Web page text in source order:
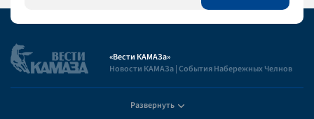
«Вести КАМАЗа»
Новости КАМАЗа | События Набережных Челнов
Развернуть